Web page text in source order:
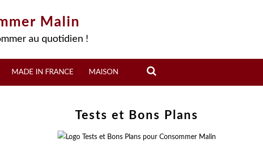
Malin
au quotidien !
MADE IN FRANCE MAISON
Tests et Bons Plans